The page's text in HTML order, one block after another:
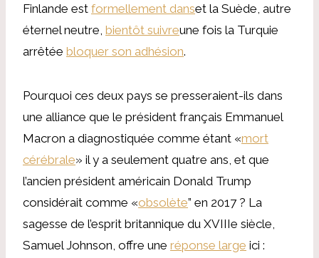
Finlande est formellement danset la Suède, autre
éternel neutre, bientôt suivreune fois la Turquie
arrêtée bloquer son adhésion.
Pourquoi ces deux pays se presseraient-ils dans
une alliance que le président français Emmanuel
Macron a diagnostiquée comme étant «mort
cérébrale» il y a seulement quatre ans, et que
l’ancien président américain Donald Trump
considérait comme «obsolète” en 2017 ? La
sagesse de l’esprit britannique du XVIIIe siècle,
Samuel Johnson, offre une réponse large ici :